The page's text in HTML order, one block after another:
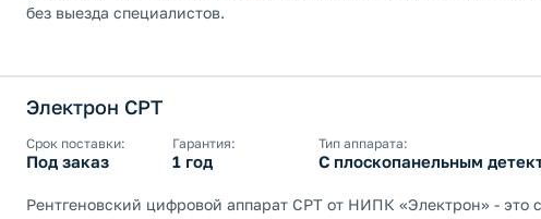
без выезда специалистов.
Электрон СРТ
Срок поставки:
Под заказ
Гарантия:
1 год
Тип аппарата:
С плоскопанельным
Рентгеновский цифровой аппарат СРТ от НИПК «Электрон» - это